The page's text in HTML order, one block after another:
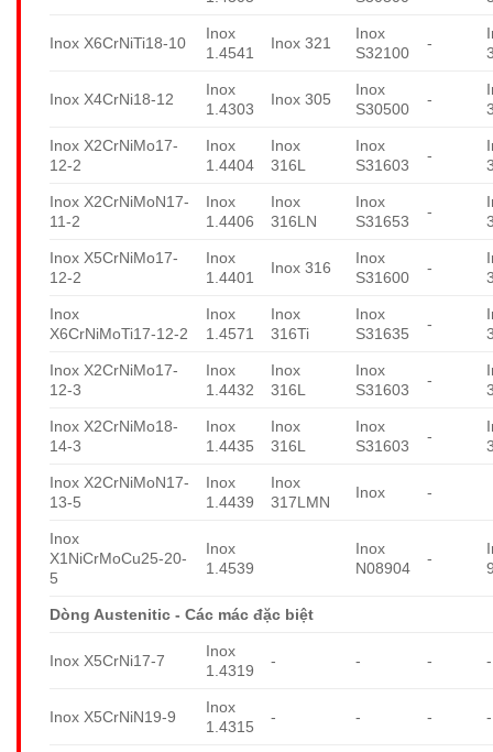
Inox X6CrNiTi18-10
Inox
1.4541
Inox 321
Inox
S32100
-
Inox X4CrNi18-12
Inox
1.4303
Inox 305
Inox
S30500
-
Inox X2CrNiMo17-
12-2
Inox
1.4404
Inox
316L
Inox
S31603
-
Inox X2CrNiMoN17-
11-2
Inox
1.4406
Inox
316LN
Inox
S31653
-
Inox X5CrNiMo17-
12-2
Inox
1.4401
Inox 316
Inox
S31600
-
Inox
X6CrNiMoTi17-12-2
Inox
1.4571
Inox
316Ti
Inox
S31635
-
Inox X2CrNiMo17-
12-3
Inox
1.4432
Inox
316L
Inox
S31603
-
Inox X2CrNiMo18-
14-3
Inox
1.4435
Inox
316L
Inox
S31603
-
Inox X2CrNiMoN17-
13-5
Inox
1.4439
Inox
317LMN
Inox -
Inox
X1NiCrMoCu25-20-
5
Inox
1.4539
Inox
N08904
-
Dòng Austenitic - Các mác đặc biệt
Inox X5CrNi17-7
Inox
1.4319
- - - -
Inox X5CrNiN19-9
Inox
1.4315
- - - -